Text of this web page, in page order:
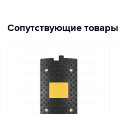
Сопутствующие товары